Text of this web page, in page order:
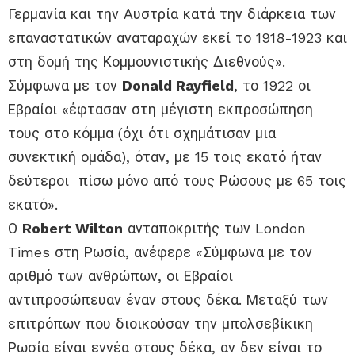
Γερμανία και την Αυστρία κατά την διάρκεια των
επαναστατικών αναταραχών εκεί το 1918-1923 και
στη δομή της Κομμουνιστικής Διεθνούς».
Σύμφωνα με τον Donald Rayfield, το 1922 οι
Εβραίοι «έφτασαν στη μέγιστη εκπροσώπηση
τους στο κόμμα (όχι ότι σχημάτισαν μια
συνεκτική ομάδα), όταν, με 15 τοις εκατό ήταν
δεύτεροι πίσω μόνο από τους Ρώσους με 65 τοις
εκατό».
Ο Robert Wilton ανταποκριτής των London
Times στη Ρωσία, ανέφερε «Σύμφωνα με τον
αριθμό των ανθρώπων, οι Εβραίοι
αντιπροσώπευαν έναν στους δέκα. Μεταξύ των
επιτρόπων που διοικούσαν την μπολσεβίκικη
Ρωσία είναι εννέα στους δέκα, αν δεν είναι το